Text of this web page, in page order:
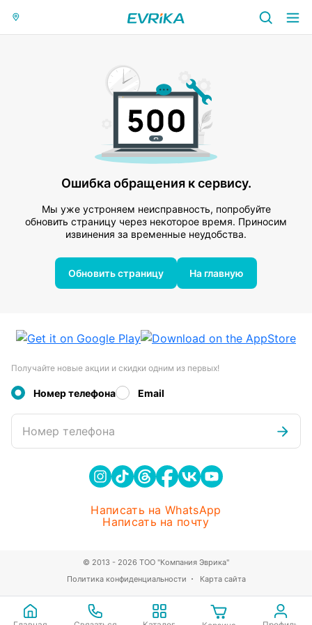
Ошибка обращения к сервису.
Мы уже устроняем неисправность, попробуйте
обновить страницу через некоторое время. Приносим
извинения за временные неудобства.
Обновить страницу На главную
Получайте новые акции и скидки одним из первых!
Номер телефона Email
Номер телефона
Написать на WhatsApp
Написать на почту
Политика конфиденциальности Карта сайта
© 2013 - 2026 ТОО "Компания Эврика"